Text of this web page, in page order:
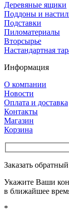
Деревяные ящики
Поддоны и
Подставки
Пиломатериалы
Вторсырье
Настандартная
Информация
О компании
Новости
Оплата и доставка
Контакты
Магазин
Корзина
Заказать
Укажите Ваши
в ближайшее
*